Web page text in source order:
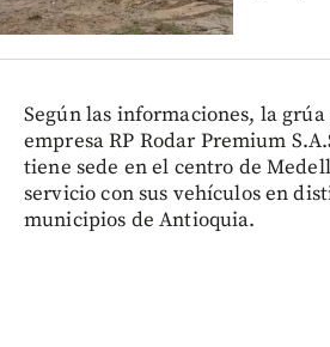
Según las informaciones, la
empresa RP Rodar Premium
tiene sede en el centro de
servicio con sus vehículos en
municipios de Antioquia.